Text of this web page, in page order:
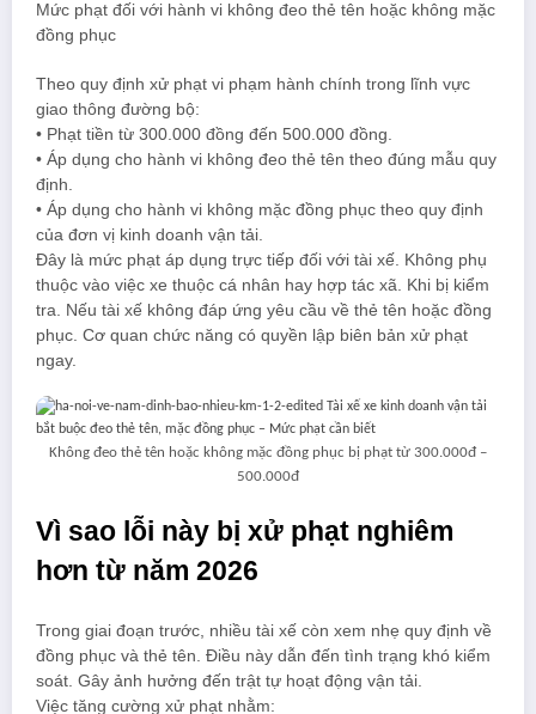
Mức phạt đối với hành vi không đeo thẻ tên hoặc không mặc
đồng phục
Theo quy định xử phạt vi phạm hành chính trong lĩnh vực
giao thông đường bộ:
• Phạt tiền từ 300.000 đồng đến 500.000 đồng.
• Áp dụng cho hành vi không đeo thẻ tên theo đúng mẫu quy
định.
• Áp dụng cho hành vi không mặc đồng phục theo quy định
của đơn vị kinh doanh vận tải.
Đây là mức phạt áp dụng trực tiếp đối với tài xế. Không phụ
thuộc vào việc xe thuộc cá nhân hay hợp tác xã. Khi bị kiểm
tra. Nếu tài xế không đáp ứng yêu cầu về thẻ tên hoặc đồng
phục. Cơ quan chức năng có quyền lập biên bản xử phạt
ngay.
Không đeo thẻ tên hoặc không mặc đồng phục bị phạt từ 300.000đ –
500.000đ
Vì sao lỗi này bị xử phạt nghiêm
hơn từ năm 2026
Trong giai đoạn trước, nhiều tài xế còn xem nhẹ quy định về
đồng phục và thẻ tên. Điều này dẫn đến tình trạng khó kiểm
soát. Gây ảnh hưởng đến trật tự hoạt động vận tải.
Việc tăng cường xử phạt nhằm: